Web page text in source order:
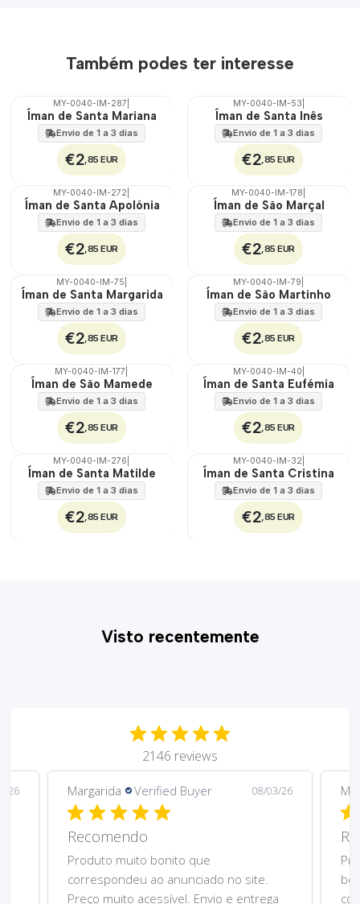
Também podes ter interesse
🇵🇹
100%
MY-0040-IM-287
Íman de Santa Mariana
Envio de 1 a 3 dias
€2 ,85 EUR
🇵🇹
100%
MY-0040-IM-53
Íman de Santa Inês
Envio de 1 a 3 dias
€2 ,85 EUR
🇵🇹
100%
MY-0040-IM-272
Íman de Santa Apolónia
Envio de 1 a 3 dias
€2 ,85 EUR
🇵🇹
100%
MY-0040-IM-178
Íman de São Marçal
Envio de 1 a 3 dias
€2 ,85 EUR
🇵🇹
100%
MY-0040-IM-75
Íman de Santa Margarida
Envio de 1 a 3 dias
€2 ,85 EUR
🇵🇹
100%
MY-0040-IM-79
Íman de São Martinho
Envio de 1 a 3 dias
€2 ,85 EUR
🇵🇹
100%
MY-0040-IM-177
Íman de São Mamede
Envio de 1 a 3 dias
€2 ,85 EUR
🇵🇹
100%
MY-0040-IM-40
Íman de Santa Eufémia
Envio de 1 a 3 dias
€2 ,85 EUR
🇵🇹
100%
MY-0040-IM-276
Íman de Santa Matilde
Envio de 1 a 3 dias
€2 ,85 EUR
🇵🇹
100%
MY-0040-IM-32
Íman de Santa Cristina
Envio de 1 a 3 dias
€2 ,85 EUR
Visto recentemente
2146 reviews
26 Margarida Verified Buyer 08/03/26
Recomendo
Produto muito bonito que
correspondeu ao anunciado no site.
Preço muito acessível. Envio e entrega